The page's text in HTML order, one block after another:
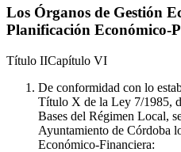
Los Órganos de Gestión
Planificación Económico-
Título IICapítulo VI
De conformidad con lo
Título X de la Ley 7/1985,
Bases del Régimen Local,
Ayuntamiento de Córdoba
Económico-Financiera: